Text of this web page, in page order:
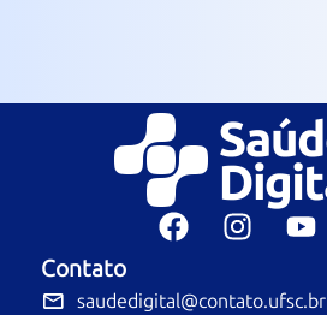
Contato
saudedigital@contato.ufsc.br